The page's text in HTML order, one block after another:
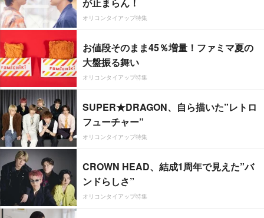
オリコンタイアップ特集
お値段そのまま45％増量！ファミマ夏の
大盤振る舞い
オリコンタイアップ特集
SUPER★DRAGON、自ら描いた”レトロ
フューチャー”
オリコンタイアップ特集
CROWN HEAD、結成1周年で見えた”バ
ンドらしさ”
オリコンタイアップ特集